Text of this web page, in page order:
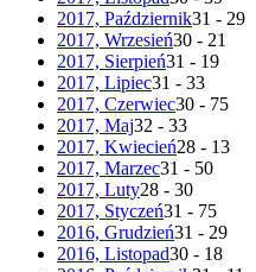
2017, Październik31 - 29
2017, Wrzesień30 - 21
2017, Sierpień31 - 19
2017, Lipiec31 - 33
2017, Czerwiec30 - 75
2017, Maj32 - 33
2017, Kwiecień28 - 13
2017, Marzec31 - 50
2017, Luty28 - 30
2017, Styczeń31 - 75
2016, Grudzień31 - 29
2016, Listopad30 - 18